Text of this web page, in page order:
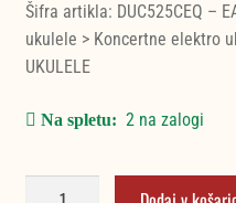
je
je:
Šifra artikla: DUC525CEQ –
ukulele > Koncertne elektro
UKULELE
2 na zalogi
FLIGHT